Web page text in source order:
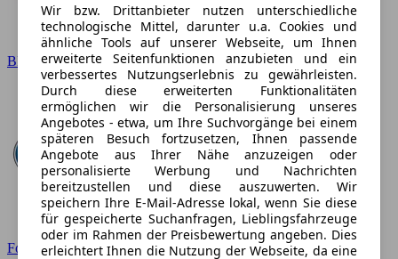
BMW
Ford
Wir bzw. Drittanbieter nutzen unterschiedliche
technologische Mittel, darunter u.a. Cookies und
ähnliche Tools auf unserer Webseite, um Ihnen
erweiterte Seitenfunktionen anzubieten und ein
verbessertes Nutzungserlebnis zu gewährleisten.
Durch diese erweiterten Funktionalitäten
ermöglichen wir die Personalisierung unseres
Angebotes - etwa, um Ihre Suchvorgänge bei einem
späteren Besuch fortzusetzen, Ihnen passende
Angebote aus Ihrer Nähe anzuzeigen oder
personalisierte Werbung und Nachrichten
bereitzustellen und diese auszuwerten. Wir
speichern Ihre E-Mail-Adresse lokal, wenn Sie diese
für gespeicherte Suchanfragen, Lieblingsfahrzeuge
oder im Rahmen der Preisbewertung angeben. Dies
erleichtert Ihnen die Nutzung der Webseite, da eine